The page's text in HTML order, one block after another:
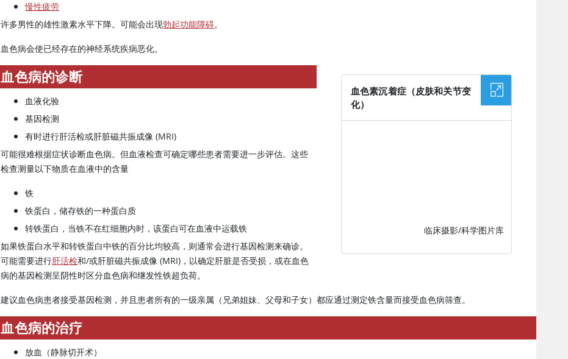
慢性疲劳
许多男性的雄性激素水平下降。可能会出现勃起功能障碍。
血色病会使已经存在的神经系统疾病恶化。
血色素沉着症（皮肤和关节变
化）
临床摄影/科学图片库
血色病的诊断
血液化验
基因检测
有时进行肝活检或肝脏磁共振成像 (MRI)
可能很难根据症状诊断血色病。但血液检查可确定哪些患者需要进一步评估。这些
检查测量以下物质在血液中的含量
铁
铁蛋白，储存铁的一种蛋白质
转铁蛋白，当铁不在红细胞内时，该蛋白可在血液中运载铁
如果铁蛋白水平和转铁蛋白中铁的百分比均较高，则通常会进行基因检测来确诊。
可能需要进行肝活检和/或肝脏磁共振成像 (MRI)，以确定肝脏是否受损，或在血色
病的基因检测呈阴性时区分血色病和继发性铁超负荷。
建议血色病患者接受基因检测，并且患者所有的一级亲属（兄弟姐妹、父母和子女）都应通过测定铁含量而接受血色病筛查。
血色病的治疗
放血（静脉切开术）